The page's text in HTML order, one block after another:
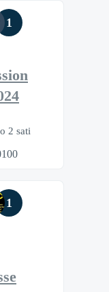
1
2 sati
1